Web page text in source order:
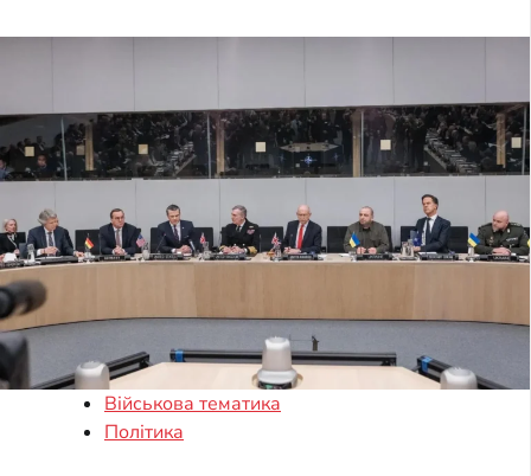
Військова тематика
Політика